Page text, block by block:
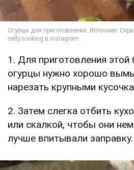
1. Для приготовления этой
огурцы нужно хорошо
нарезать крупными
2. Затем слегка отбить
или скалкой, чтобы они
лучше впитывали заправку.